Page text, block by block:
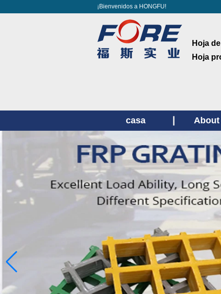
¡Bienvenidos a HONGFU!
Hoja
Hoja
casa